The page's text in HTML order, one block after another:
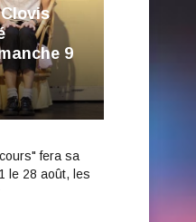
9
fera sa
le 28 août, les